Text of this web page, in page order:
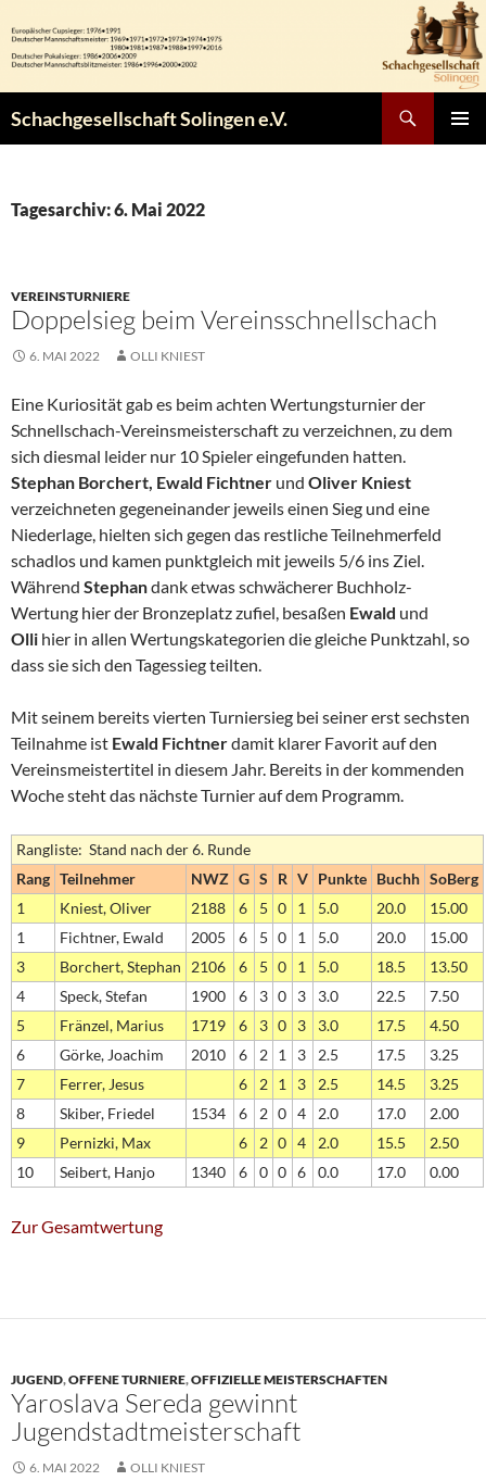
Inhalt
springen
Schachgesellschaft Solingen e.V.
Tagesarchiv: 6. Mai 2022
VEREINSTURNIERE
Doppelsieg beim Vereinsschnellschach
6. MAI 2022 OLLI KNIEST
Eine Kuriosität gab es beim achten Wertungsturnier der
Schnellschach-Vereinsmeisterschaft zu verzeichnen, zu dem
sich diesmal leider nur 10 Spieler eingefunden hatten.
Stephan Borchert, Ewald Fichtner und Oliver Kniest
verzeichneten gegeneinander jeweils einen Sieg und eine
Niederlage, hielten sich gegen das restliche Teilnehmerfeld
schadlos und kamen punktgleich mit jeweils 5/6 ins Ziel.
Während Stephandank etwas schwächerer Buchholz-
Wertung hier der Bronzeplatz zufiel, besaßen Ewald und
Olli hier in allen Wertungskategorien die gleiche Punktzahl, so
dass sie sich den Tagessieg teilten.
Mit seinem bereits vierten Turniersieg bei seiner erst sechsten
Teilnahme ist Ewald Fichtnerdamit klarer Favorit auf den
Vereinsmeistertitel in diesem Jahr. Bereits in der kommenden
Woche steht das nächste Turnier auf dem Programm.
Rangliste: Stand nach der 6. Runde
Rang Teilnehmer NWZ G S R V Punkte Buchh SoBerg
1
Kniest, Oliver 2188 6 5 0 1 5.0 20.0
15.00
1
Fichtner, Ewald 2005 6 5 0 1 5.0 20.0
15.00
3
Borchert, Stephan 2106 6 5 0 1 5.0 18.5
13.50
4
Speck, Stefan 1900 6 3 0 3 3.0 22.5
7.50
5
Fränzel, Marius 1719 6 3 0 3 3.0 17.5
4.50
6
Görke, Joachim 2010 6 2 1 3 2.5 17.5
3.25
7
Ferrer, Jesus 6 2 1 3 2.5 14.5
3.25
8
Skiber, Friedel 1534 6 2 0 4 2.0 17.0
2.00
9
Pernizki, Max 6 2 0 4 2.0 15.5
2.50
10
Seibert, Hanjo 1340 6 0 0 6 0.0 17.0 0.00
Zur Gesamtwertung
JUGEND,OFFENE TURNIERE,OFFIZIELLE MEISTERSCHAFTEN
Yaroslava Sereda gewinnt
Jugendstadtmeisterschaft
6. MAI 2022 OLLI KNIEST